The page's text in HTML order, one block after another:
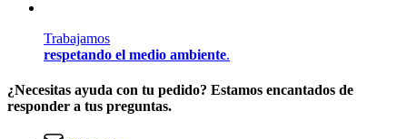
Trabajamos
respetando el medio ambiente.
¿Necesitas ayuda con tu pedido? Estamos encantados de
responder a tus preguntas.